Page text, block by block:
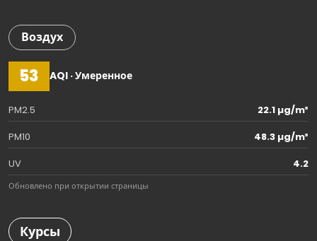
Воздух
53 AQI · Умеренное
PM2.5
22.1 µg/m³
PM10
48.3 µg/m³
UV
4.2
Обновлено при открытии страницы
Курсы